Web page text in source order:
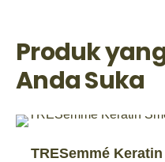
Produk
Anda Suka
TRESemmé